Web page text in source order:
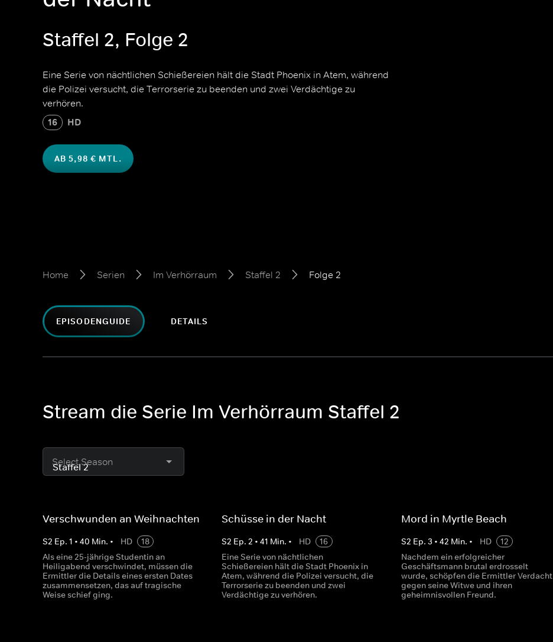
Staffel 2, Folge 2
Eine Serie von nächtlichen Schießereien hält die Stadt Phoenix in Atem, während
die Polizei versucht, die Terrorserie zu beenden und zwei Verdächtige zu
verhören.
16 HD
AB 5,98 € MTL.
Home Serien Im Verhörraum Staffel 2 Folge 2
EPISODENGUIDE DETAILS
Stream die Serie Im Verhörraum Staffel 2
Select Season
Verschwunden an Weihnachten
S2 Ep. 1 • 40 Min. • HD
18
Als eine 25-jährige Studentin an
Heiligabend verschwindet, müssen die
Ermittler die Details eines ersten Dates
zusammensetzen, das auf tragische
Weise schief ging.
Schüsse in der Nacht
S2 Ep.2 •41 Min. • HD
16
Eine Serie von nächtlichen
Schießereien hält die Stadt Phoenix in
Atem, während die Polizei versucht, die
Terrorserie zu beenden und zwei
Verdächtige zu verhören.
Mord in Myrtle Beach
S2 Ep. 3 • 42 Min. • HD
12
Nachdem ein erfolgreicher
Geschäftsmann brutal erdrosselt
wurde, schöpfen die Ermittler Verdacht
gegen seine Witwe und ihren
geheimnisvollen Freund.